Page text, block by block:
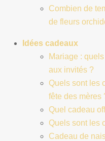
Combien de
de fleurs
Idées cadeaux
Mariage :
aux invités ?
Quels sont les
fête des mères
Quel cadeau
Quels sont les
Cadeau de